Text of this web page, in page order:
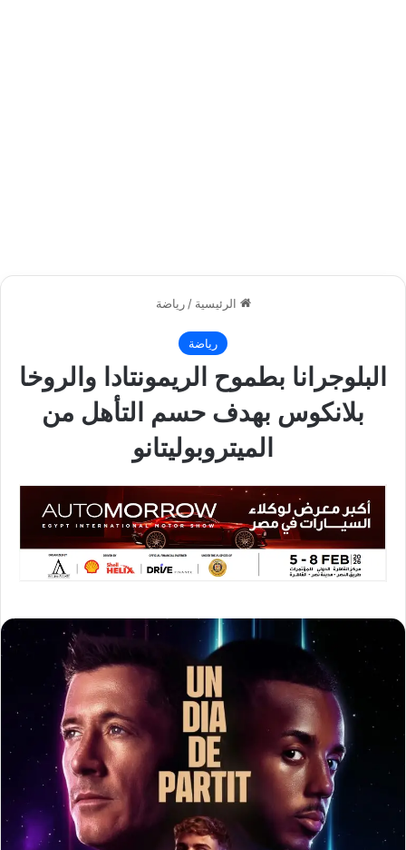
الرئيسية / رياضة
رياضة
البلوجرانا بطموح الريمونتادا والروخا
بلانكوس بهدف حسم التأهل من
الميتروبوليتانو